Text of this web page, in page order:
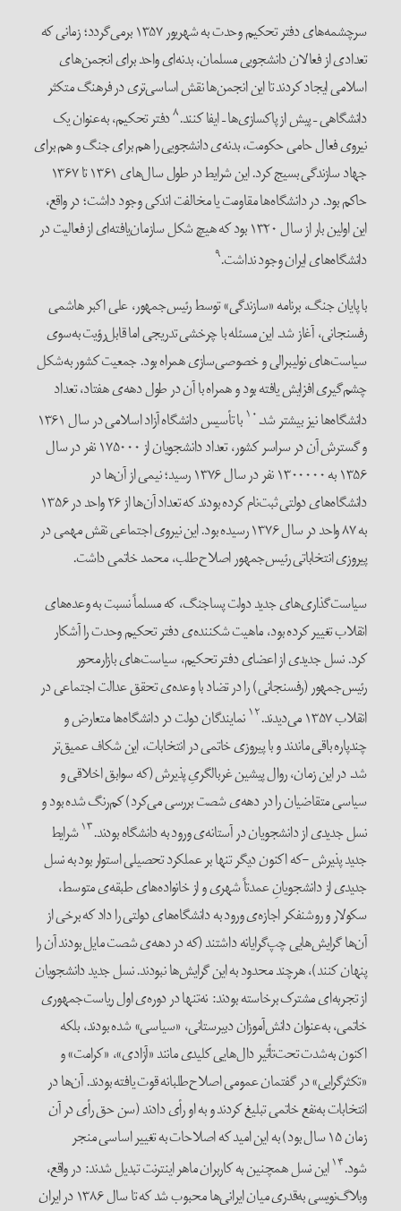
سرچشمه‌های دفتر تحکیم وحدت به شهریور ۱۳۵۷ برمی‌گردد؛ زمانی که
تعدادی از فعالان دانشجویی مسلمان، بدنه‌ای واحد برای انجمن‌های
اسلامی ایجاد کردند تا این انجمن‌ها نقش اساسی‌تری در فرهنگ متکثر
دانشگاهی – پیش از پاکسازی‌ها – ایفا کنند.۸دفتر تحکیم، به‌عنوان یک
نیروی فعال حامی حکومت، بدنه‌ی دانشجویی را هم برای جنگ و هم برای
جهاد سازندگی بسیج کرد. این شرایط در طول سال‌های ۱۳۶۱ تا ۱۳۶۷
حاکم بود. در دانشگاه‌ها مقاومت یا مخالفت اندکی وجود داشت؛ در واقع،
این اولین بار از سال ۱۳۲۰ بود که هیچ شکل سازمان‌یافته‌ای از فعالیت در
دانشگاه‌های ایران وجود نداشت.۹
با پایان جنگ، برنامه «سازندگی» توسط رئیس‌جمهور، علی اکبر هاشمی
رفسنجانی، آغاز شد. این مسئله با چرخشی تدریجی اما قابل‌رؤیت به‌سوی
سیاست‌های نولیبرالی و خصوصی‌سازی همراه بود. جمعیت کشور به‌شکل
چشم‌گیری افزایش یافته بود و همراه با آن در طول دهه‌ی هفتاد، تعداد
دانشگاه‌ها نیز بیشتر شد.۱۰
با تأسیس دانشگاه آزاد اسلامی در سال ۱۳۶۱
و گسترش آن در سراسر کشور، تعداد دانشجویان از ۱۷۵۰۰۰ نفر در سال
۱۳۵۶ به ۱۳۰۰۰۰۰ نفر در سال ۱۳۷۶ رسید؛ نیمی از آن‌ها در
دانشگاه‌های دولتی ثبت‌نام کرده بودند که تعداد آن‌ها از ۲۶ واحد در ۱۳۵۶
به ۸۷ واحد در سال ۱۳۷۶ رسیده بود. این نیروی اجتماعی نقش مهمی در
پیروزی انتخاباتی رئیس‌جمهور اصلاح‌طلب، محمد خاتمی داشت.
سیاست‌گذاری‌های جدید دولت پساجنگ، که مسلماً نسبت به وعده‌های
انقلاب تغییر کرده بود، ماهیت شکننده‌ی دفتر تحکیم وحدت را آشکار
کرد. نسل جدیدی از اعضای دفتر تحکیم، سیاست‌های بازارمحور
رئیس‌جمهور (رفسنجانی) را در تضاد با وعده‌ی تحقق عدالت اجتماعی در
انقلاب ۱۳۵۷ می‌دیدند.
۱۲نمایندگان دولت در دانشگاه‌ها متعارض و
چندپاره باقی ماندند و با پیروزی خاتمی در انتخابات، این شکاف عمیق‌تر
شد. در این زمان، روال پیشین غربالگریِ پذیرش (که سوابق اخلاقی و
سیاسی متقاضیان را در دهه‌ی شصت بررسی می‌کرد) کم‌رنگ شده بود و
نسل جدیدی از دانشجویان در آستانه‌ی ورود به دانشگاه بودند.۱۳شرایط
جدید پذیرش -که اکنون دیگر تنها بر عملکرد تحصیلی استوار بود به نسل
جدیدی از دانشجویانِ عمدتاً شهری و از خانواده‌های طبقه‌ی متوسط،
سکولار و روشنفکر اجازه‌ی ورود به دانشگاه‌های دولتی را داد که برخی از
آن‌ها گرایش‌هایی چپ‌گرایانه داشتند (که در دهه‌ی شصت مایل بودند آن را
پنهان کنند)، هرچند محدود به این گرایش‌ها نبودند. نسل جدید دانشجویان
از تجربه‌ای مشترک برخاسته بودند: نه‌تنها در دوره‌ی اول ریاست‌جمهوری
خاتمی، به‌عنوان دانش‌آموزان دبیرستانی، «سیاسی» شده بودند، بلکه
اکنون به‌شدت تحت‌تأثیر دال‌هایی کلیدی مانند «آزادی»، «کرامت» و
«تکثرگرایی» در گفتمان عمومی اصلاح‌طلبانه قوت یافته بودند. آن‌ها در
انتخابات به‌نفع خاتمی تبلیغ کردند و به او رأی دادند (سن حق رأی در آن
زمان ۱۵ سال بود) به این امید که اصلاحات به تغییر اساسی منجر
شود.۱۴این نسل همچنین به کاربران ماهر اینترنت تبدیل شدند: در واقع،
وبلاگ‌نویسی به‌قدری میان ایرانی‌ها محبوب شد که تا سال ۱۳۸۶ در ایران